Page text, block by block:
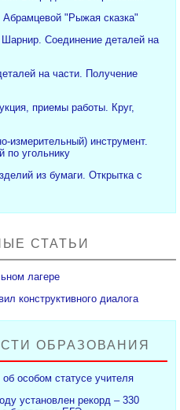
"Рыжая сказка"
Соединение деталей на
на части. Получение
приемы работы. Круг,
измерительный) инструмент.
по угольнику
из бумаги. Открытка с
СТАТЬИ
лагере
конструктивного диалога
ОБРАЗОВАНИЯ
особом статусе учителя
установлен рекорд – 330